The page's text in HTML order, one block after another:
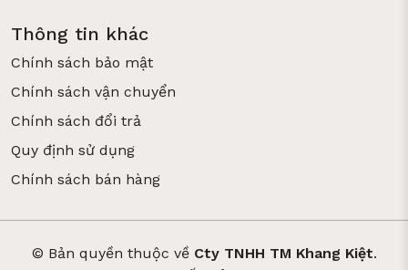
Thông tin khác
Chính sách bảo mật
Chính sách vận chuyển
Chính sách đổi trả
Quy định sử dụng
Chính sách bán hàng
© Bản quyền thuộc về Cty TNHH TM Khang Kiệt.